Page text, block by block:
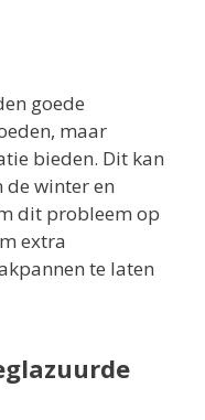
goede
maar
bieden. Dit kan
winter en
dit probleem op
extra
te laten